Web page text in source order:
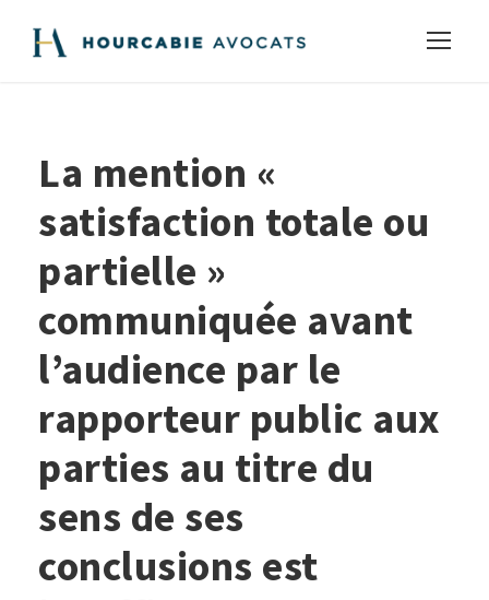
La mention «
satisfaction totale ou
partielle »
communiquée avant
l’audience par le
rapporteur public aux
parties au titre du
sens de ses
conclusions est